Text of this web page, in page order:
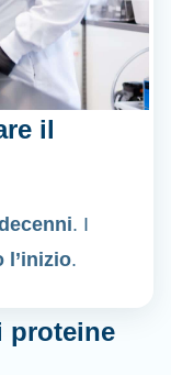
il
. I
l’inizio.
proteine